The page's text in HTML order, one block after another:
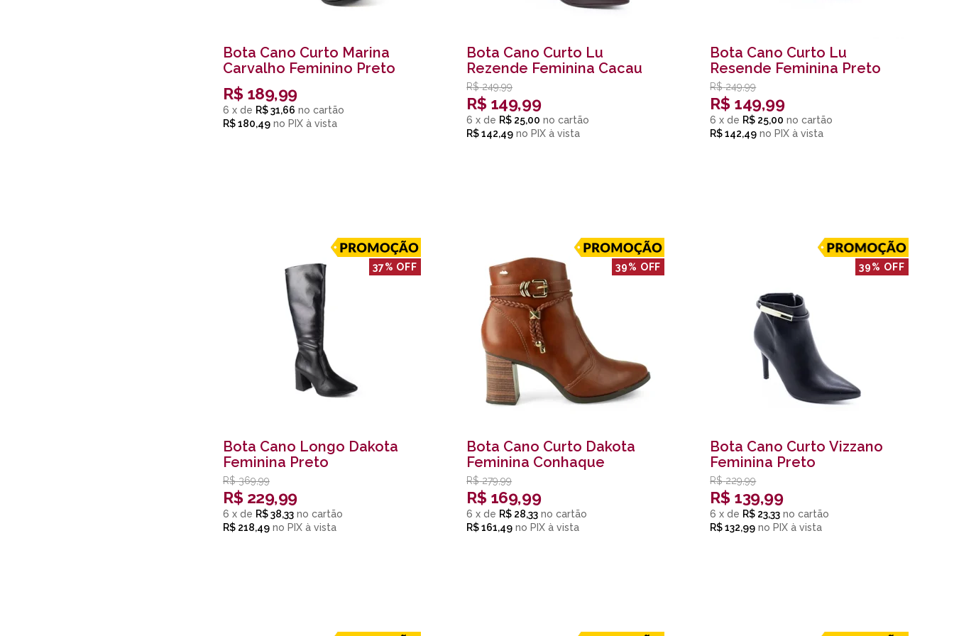
Bota Cano Curto Marina
Carvalho Feminino Preto
R$ 189,99
6 x de R$ 31,66
R$ 180,49 no PIX
Bota Cano Curto Lu
Rezende Feminina Cacau
R$ 249,99
R$ 149,99
6 x de R$ 25,00
R$ 142,49 no PIX
Bota Cano Curto Lu
Resende Feminina Preto
R$ 249,99
R$ 149,99
6 x de R$ 25,00
R$ 142,49 no PIX
37% OFF
Bota Cano Longo Dakota
Feminina Preto
R$ 369,99
R$ 229,99
6 x de R$ 38,33
R$ 218,49 no PIX
39% OFF
Bota Cano Curto Dakota
Feminina Conhaque
R$ 279,99
R$ 169,99
6 x de R$ 28,33
R$ 161,49 no PIX
39% OFF
Bota Cano Curto Vizzano
Feminina Preto
R$ 229,99
R$ 139,99
6 x de R$ 23,33
R$ 132,99 no PIX